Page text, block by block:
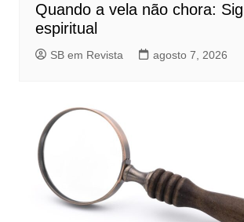
Quando a vela não chora:
espiritual
SB em Revista agosto 7, 2026